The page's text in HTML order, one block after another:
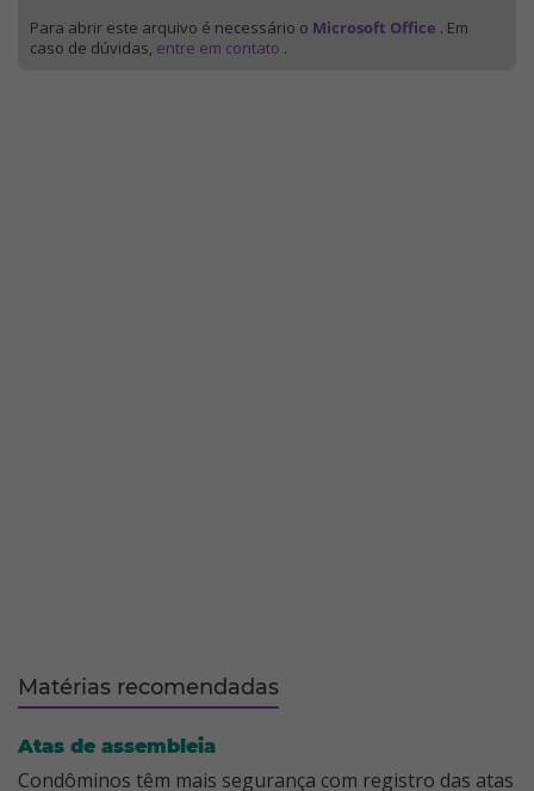
Para abrir este arquivo é necessário o Microsoft Office . Em
caso de dúvidas, entre em contato .
Matérias recomendadas
Atas de assembleia
Condôminos têm mais segurança com registro das atas